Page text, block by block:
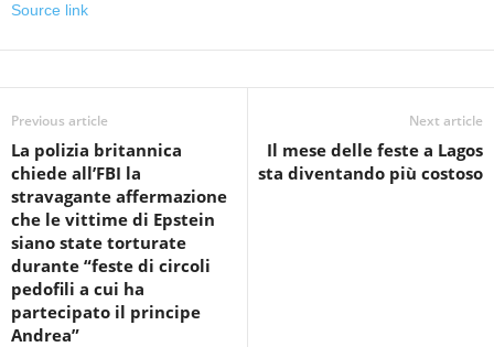
Source link
Previous article
La polizia britannica
chiede all’FBI la
stravagante affermazione
che le vittime di Epstein
siano state torturate
durante “feste di circoli
pedofili a cui ha
partecipato il principe
Andrea”
Next article
Il mese delle feste a Lagos
sta diventando più costoso